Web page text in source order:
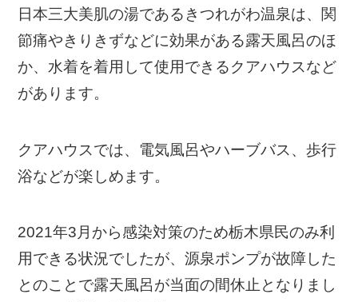
日本三大美肌の湯であるきつれがわ温泉は、関
節痛やきりきずなどに効果がある露天風呂のほ
か、水着を着用して使用できるクアハウスなど
があります。
クアハウスでは、電気風呂やハーブバス、歩行
浴などが楽しめます。
2021年3月から感染対策のため栃木県民のみ利
用できる状況でしたが、源泉ポンプが故障した
とのことで露天風呂が当面の間休止となりまし